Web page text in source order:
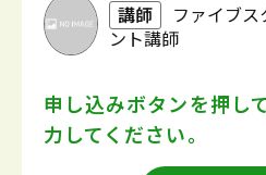
講師
ファイブ
ント講師
申し込みボタンを押し
力してください。